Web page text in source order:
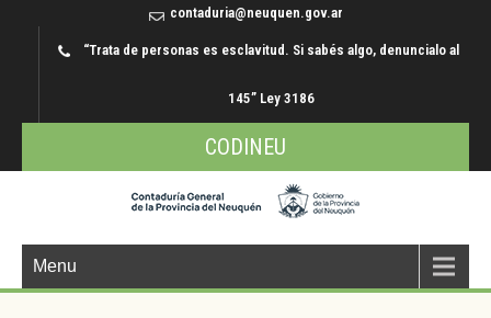
contaduria@neuquen.gov.ar
“Trata de personas es esclavitud. Si sabés algo, denuncialo al
145” Ley 3186
CODINEU
Menu